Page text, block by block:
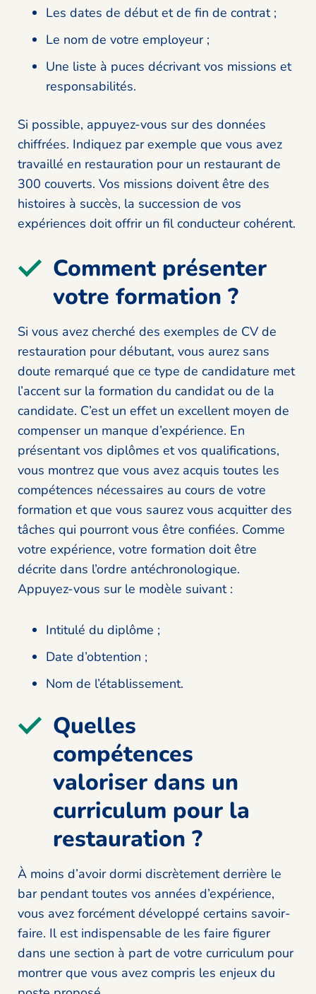
Les dates de début et de fin de contrat ;
Le nom de votre employeur ;
Une liste à puces décrivant vos missions et
responsabilités.
Si possible, appuyez-vous sur des données
chiffrées. Indiquez par exemple que vous avez
travaillé en restauration pour un restaurant de
300 couverts. Vos missions doivent être des
histoires à succès, la succession de vos
expériences doit offrir un fil conducteur cohérent.
Comment présenter
votre formation ?
Si vous avez cherché des exemples de CV de
restauration pour débutant, vous aurez sans
doute remarqué que ce type de candidature met
l’accent sur la formation du candidat ou de la
candidate. C’est un effet un excellent moyen de
compenser un manque d’expérience. En
présentant vos diplômes et vos qualifications,
vous montrez que vous avez acquis toutes les
compétences nécessaires au cours de votre
formation et que vous saurez vous acquitter des
tâches qui pourront vous être confiées. Comme
votre expérience, votre formation doit être
décrite dans l’ordre antéchronologique.
Appuyez-vous sur le modèle suivant :
Intitulé du diplôme ;
Date d’obtention ;
Nom de l’établissement.
Quelles
compétences
valoriser dans un
curriculum pour la
restauration ?
À moins d’avoir dormi discrètement derrière le
bar pendant toutes vos années d’expérience,
vous avez forcément développé certains savoir-
faire. Il est indispensable de les faire figurer
dans une section à part de votre curriculum pour
montrer que vous avez compris les enjeux du